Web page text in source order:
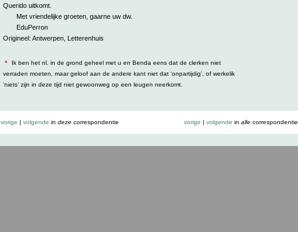
Querido uitkomt.
Met vriendelijke groeten, gaarne uw dw.
EduPerron
Origineel: Antwerpen, Letterenhuis
*
Ik ben het nl. in de grond geheel met u en Benda eens dat de clerken niet
verraden moeten, maar geloof aan de andere kant niet dat ‘onpartijdig’, of werkelik
‘niets’ zijn in deze tijd niet gewoonweg op een leugen neerkomt.
vorige | volgende in dezecorrespondentie vorige | volgende in allecorrespondentie